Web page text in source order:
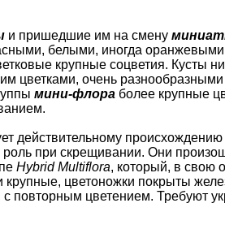
и пришедшие им на смену
белыми, иногда
крупные соцветия. Кусты
цветками, очень
мини-флора более крупные
действительному
роль при скрещивании. Они
Hybrid Мultiflora, который, в свою
цветоножки покрыты
повторным цветением. Требуют